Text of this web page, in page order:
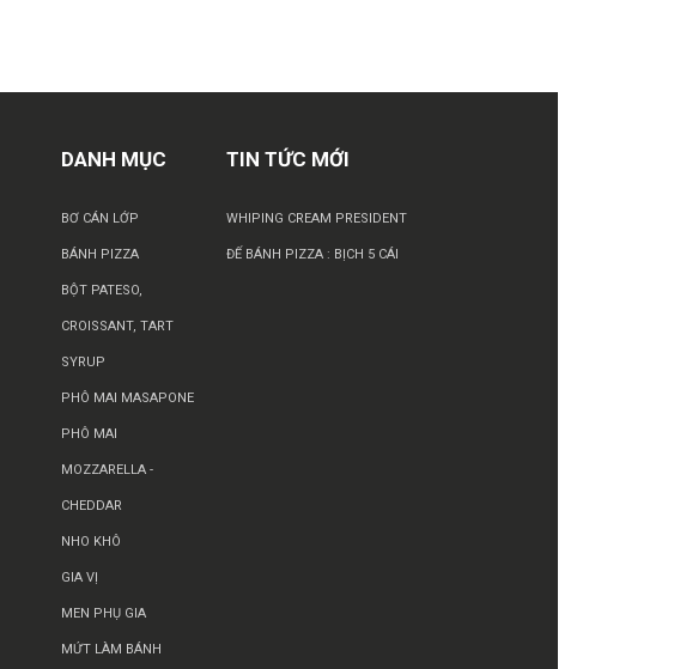
DANH MỤC
BƠ CÁN LỚP
BÁNH PIZZA
BỘT PATESO,
CROISSANT, TART
SYRUP
PHÔ MAI MASAPONE
PHÔ MAI
MOZZARELLA -
CHEDDAR
NHO KHÔ
GIA VỊ
MEN PHỤ GIA
MỨT LÀM BÁNH
TIN TỨC MỚI
WHIPING CREAM PRESIDENT
ĐẾ BÁNH PIZZA : BỊCH 5 CÁI